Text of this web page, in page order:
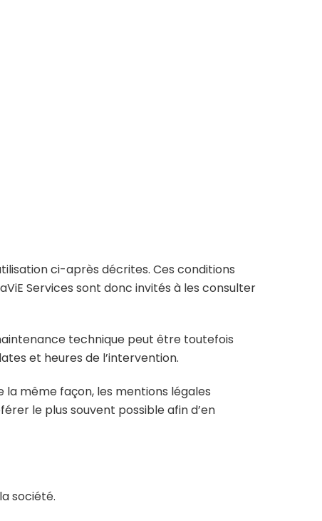
ci-après décrites. Ces conditions
Services sont donc invités à les consulter
technique peut être toutefois
et heures de l’intervention.
la même façon, les mentions légales
le plus souvent possible afin d’en
société.